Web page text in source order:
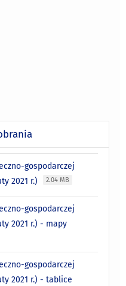
gospodarczej
2021 r.)
2.04 MB
gospodarczej
2021 r.) - mapy
gospodarczej
2021 r.) - tablice